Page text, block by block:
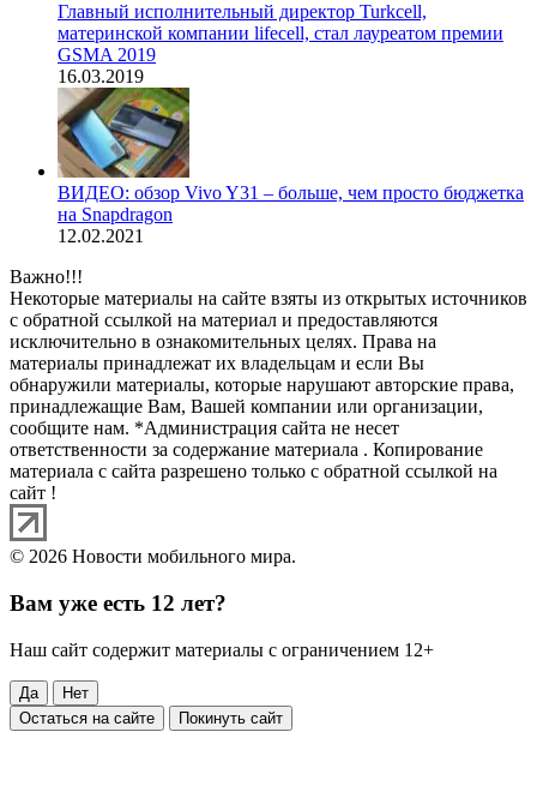
Главный исполнительный директор Turkcell,
материнской компании lifecell, стал лауреатом премии
GSMA 2019
16.03.2019
ВИДЕО: обзор Vivo Y31 – больше, чем просто бюджетка
на Snapdragon
12.02.2021
Важно!!!
Некоторые материалы на сайте взяты из открытых источников
с обратной ссылкой на материал и предоставляются
исключительно в ознакомительных целях. Права на
материалы принадлежат их владельцам и если Вы
обнаружили материалы, которые нарушают авторские права,
принадлежащие Вам, Вашей компании или организации,
сообщите нам. *Администрация сайта не несет
ответственности за содержание материала . Копирование
материала с сайта разрешено только с обратной ссылкой на
сайт !
© 2026 Новости мобильного мира.
Вам уже есть 12 лет?
Наш сайт содержит материалы с ограничением 12+
Да
Нет
Остаться на сайте
Покинуть сайт